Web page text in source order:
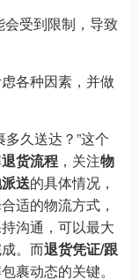
受到限制，导致
各种因素，并做
久送达？”这个
退货流程 ，关注物
送的具体情况，
适的物流方式，
沟通，可以最大
。而退货凭证/跟
裹动态的关键。